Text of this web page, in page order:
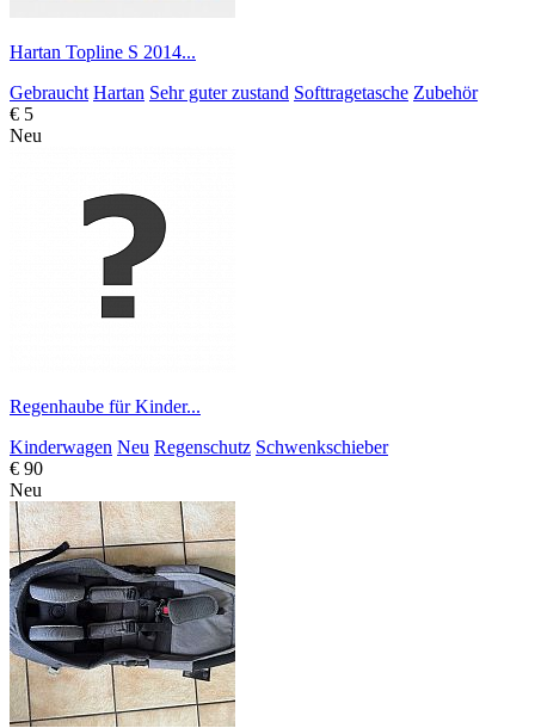
Hartan Topline S 2014...
Gebraucht Hartan Sehr guter zustand Softtragetasche Zubehör
€ 5
Neu
Regenhaube für Kinder...
Kinderwagen Neu Regenschutz Schwenkschieber
€ 90
Neu